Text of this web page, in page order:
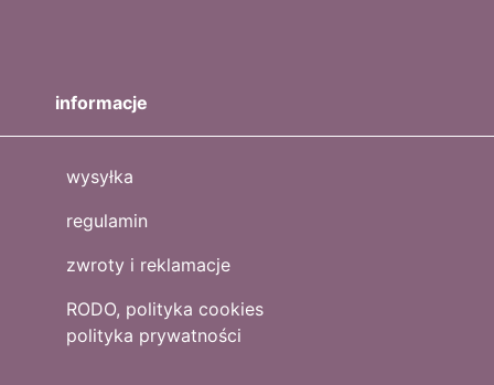
informacje
wysyłka
regulamin
zwroty i reklamacje
RODO, polityka cookies
polityka prywatności